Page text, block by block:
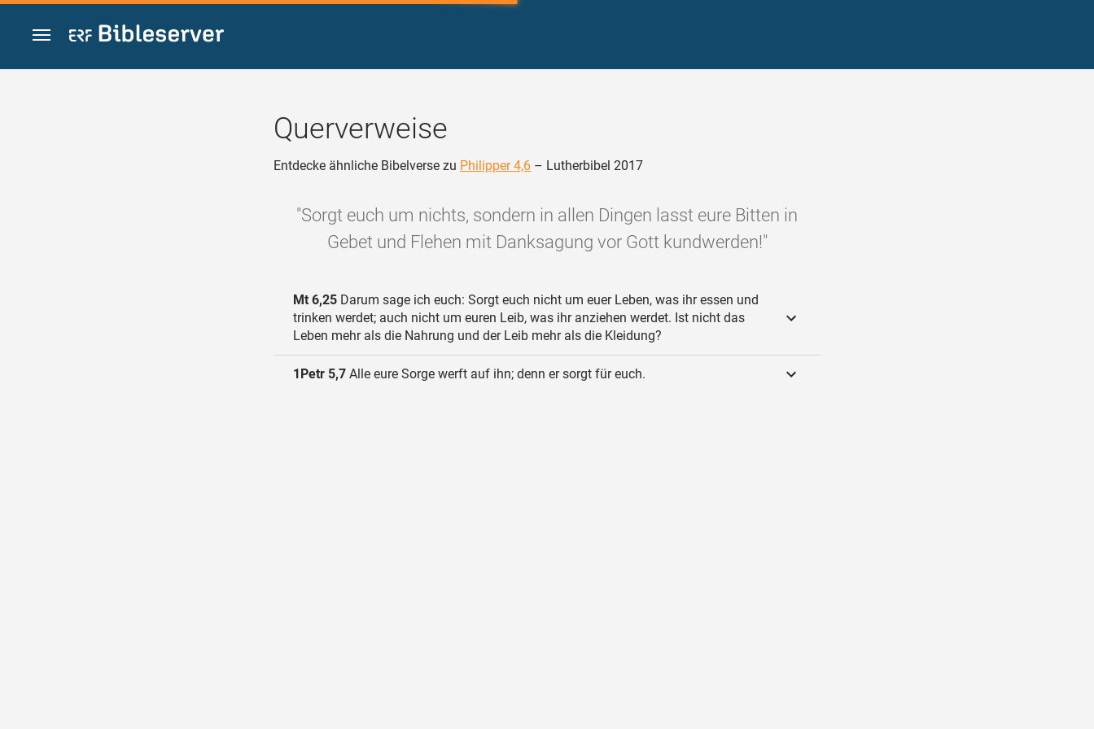
Zum Inhalt springen
Querverweise
Entdecke ähnliche Bibelverse zu Philipper 4,6 – Lutherbibel 2017
"Sorgt euch um nichts, sondern in allen Dingen lasst eure Bitten in
Gebet und Flehen mit Danksagung vor Gott kundwerden!"
Mt 6,25 Darum sage ich euch: Sorgt euch nicht um euer Leben, was ihr essen und
trinken werdet; auch nicht um euren Leib, was ihr anziehen werdet. Ist nicht das
Leben mehr als die Nahrung und der Leib mehr als die Kleidung?
1Petr 5,7 Alle eure Sorge werft auf ihn; denn er sorgt für euch.